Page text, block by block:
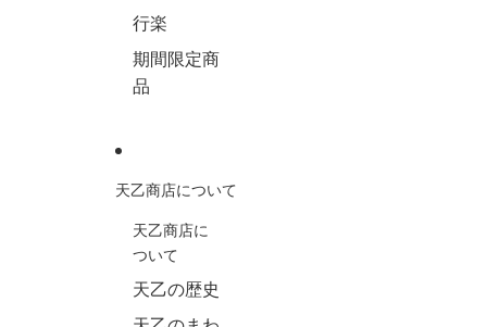
行楽
期間限定商
品
天乙商店について
天乙商店に
ついて
天乙の歴史